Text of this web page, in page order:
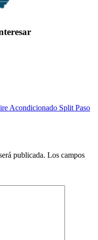
Acondicionado Split Paso
publicada. Los campos